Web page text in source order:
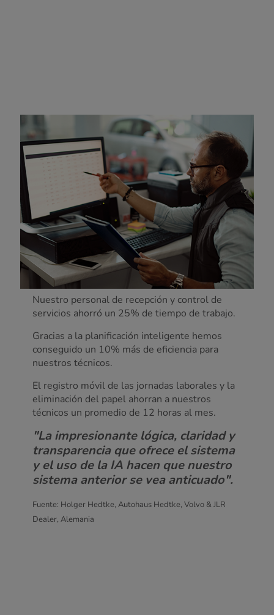
Nuestro personal de recepción y control de
servicios ahorró un 25% de tiempo de trabajo.
Gracias a la planificación inteligente hemos
conseguido un 10% más de eficiencia para
nuestros técnicos.
El registro móvil de las jornadas laborales y la
eliminación del papel ahorran a nuestros
técnicos un promedio de 12 horas al mes.
"La impresionante lógica, claridad y
transparencia que ofrece el sistema
y el uso de la IA hacen que nuestro
sistema anterior se vea anticuado".
Fuente: Holger Hedtke, Autohaus Hedtke, Volvo & JLR
Dealer, Alemania